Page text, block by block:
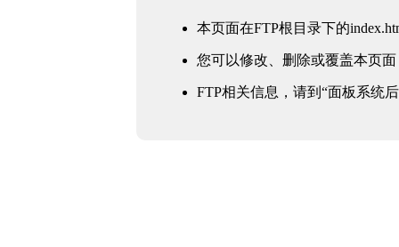
本页面在FTP根目录下的
您可以修改、删除或覆盖本页面
FTP相关信息，请到“面板系统